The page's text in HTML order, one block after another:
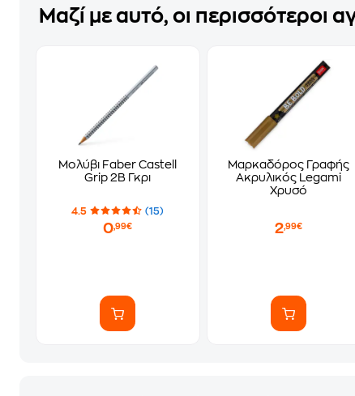
Μαζί με αυτό, οι περισσότεροι
Μολύβι Faber Castell
Grip 2Β Γκρι
4.5 (15)
0,99€
Μαρκαδόρος Γραφής
Ακρυλικός Legami
Χρυσό
2,99€